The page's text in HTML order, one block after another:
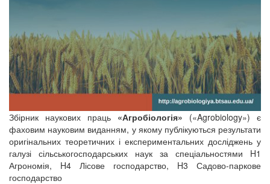
Збірник наукових праць «Агробіологія» («Agrobiology») є
фаховим науковим виданням, у якому публікуються результати
оригінальних теоретичних і експериментальних досліджень у
галузі сільськогосподарських наук за спеціальностями H1
Агрономія, H4 Лісове господарство, H3 Садово-паркове
господарство